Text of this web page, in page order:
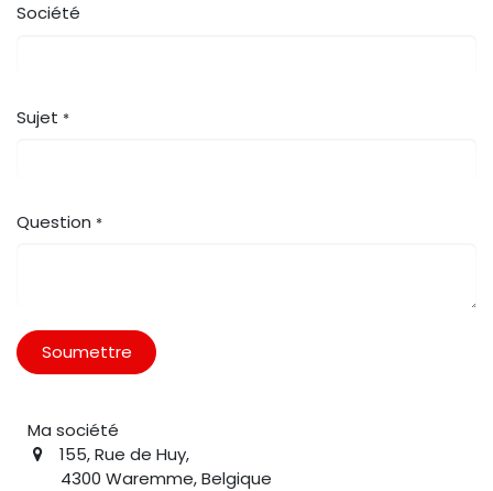
Société
Sujet *
Question *
Soumettre
Ma société
155, Rue de Huy,
4300 Waremme, Belgique